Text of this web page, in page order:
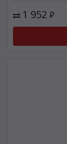
1 952 ₽